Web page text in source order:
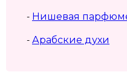
- Нишевая
- Арабские духи